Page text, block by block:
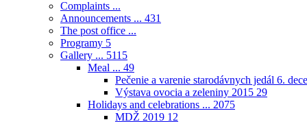
Complaints ...
Announcements ... 431
The post office ...
Programy 5
Gallery ... 5115
Meal ... 49
Pečenie a varenie starodávnych jedál 6.
Výstava ovocia a zeleniny 2015 29
Holidays and celebrations ... 2075
MDŽ 2019 12